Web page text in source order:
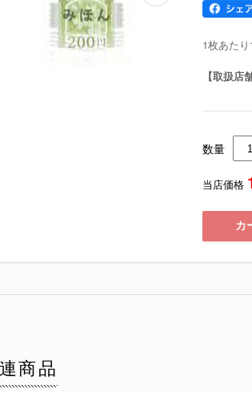
1枚あたり
【取扱店
数量
当店価格
カ
商品